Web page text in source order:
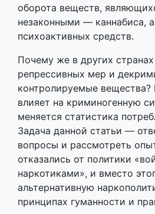
оборота веществ,
незаконными — каннабиса,
психоактивных средств.
Почему же в других
репрессивных мер и
контролируемые
влияет на криминогенную
меняется статистика
Задача данной статьи —
вопросы и рассмотреть
отказались от политики
наркотиками», и вместо
альтернативную
принципах гуманности и